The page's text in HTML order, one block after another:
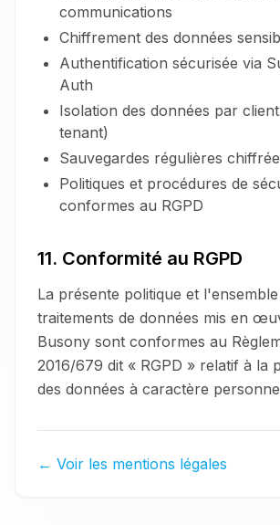
communications
Chiffrement des données
Authentification sécurisée via
Auth
Isolation des données par
tenant)
Sauvegardes régulières
Politiques et procédures de
conformes au RGPD
11. Conformité au RGPD
La présente politique et l'ensemble
traitements de données mis en
Busony sont conformes au
2016/679 dit « RGPD » relatif à la
des données à caractère
← Voir les mentions légales